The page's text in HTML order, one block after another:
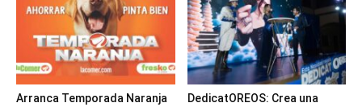
Arranca Temporada Naranja
DedicatOREOS: Crea una